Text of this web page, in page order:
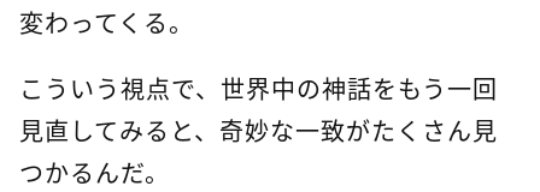
変わってくる。
こういう視点で、世界中の神話をもう一回
見直してみると、奇妙な一致がたくさん見
つかるんだ。